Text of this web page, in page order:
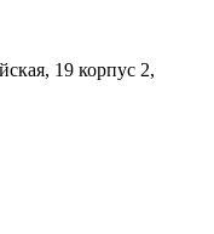
19 корпус 2,